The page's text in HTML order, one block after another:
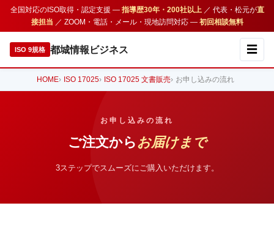
全国対応のISO取得・認定支援 — 指導歴30年・200社以上／ 代表・松元が直
接担当 ／ ZOOM・電話・メール・現地訪問対応 — 初回相談無料
ISO 9規格 都城情報ビジネス ☰
HOME ISO 17025 ISO 17025 文書販売 お申し込みの流れ
お申し込みの流れ
ご注文からお届けまで
3ステップでスムーズにご購入いただけます。